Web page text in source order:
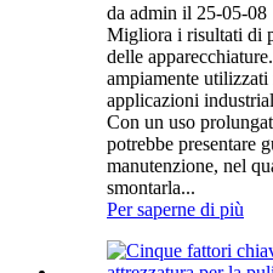
da admin il 25-05-08
Migliora i risultati di
delle
ampiamente
applicazioni
Con un uso
potrebbe presentare
manutenzione, nel
smontarla...
Per saperne di più